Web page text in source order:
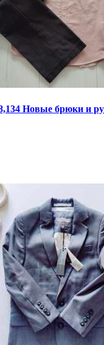
Новые брюки и